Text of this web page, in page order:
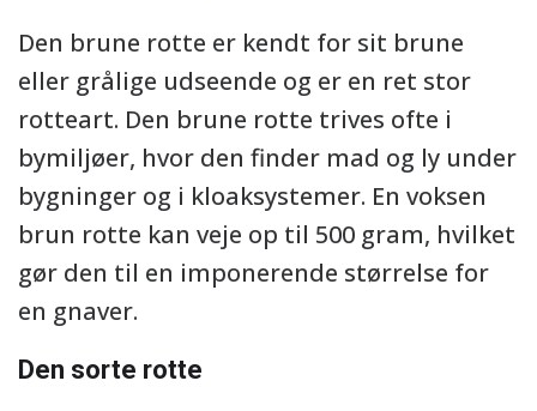
Den brune rotte er kendt for sit brune
eller grålige udseende og er en ret stor
rotteart. Den brune rotte trives ofte i
bymiljøer, hvor den finder mad og ly under
bygninger og i kloaksystemer. En voksen
brun rotte kan veje op til 500 gram, hvilket
gør den til en imponerende størrelse for
en gnaver.
Den sorte rotte